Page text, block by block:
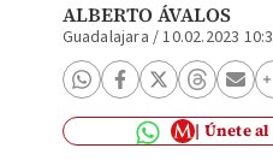
ALBERTO ÁVALOS
Guadalajara /10.02.2023
Únete